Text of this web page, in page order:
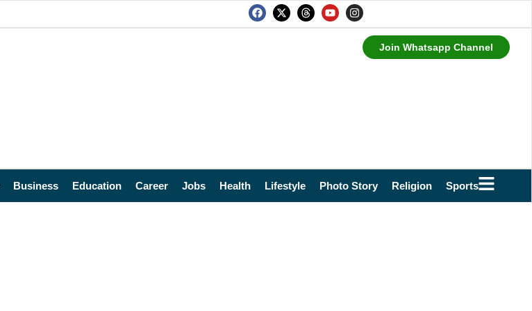
Join Whatsapp Channel
Business Education Career Jobs Health Lifestyle Photo Story Religion Sports